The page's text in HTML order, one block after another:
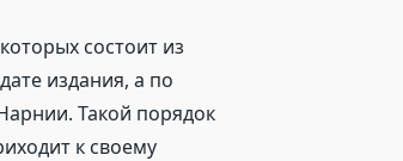
состоит из
издания, а по
Такой порядок
к своему